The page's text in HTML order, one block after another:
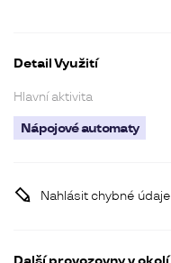
Detail Využití
Hlavní aktivita
Nápojové automaty
Nahlásit chybné údaje